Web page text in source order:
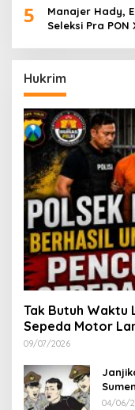
5
Manajer Hady,
Seleksi Pra PON
Hukrim
Tak Butuh Waktu
Sepeda Motor
Lenteng di
09/07/2026
04/06/